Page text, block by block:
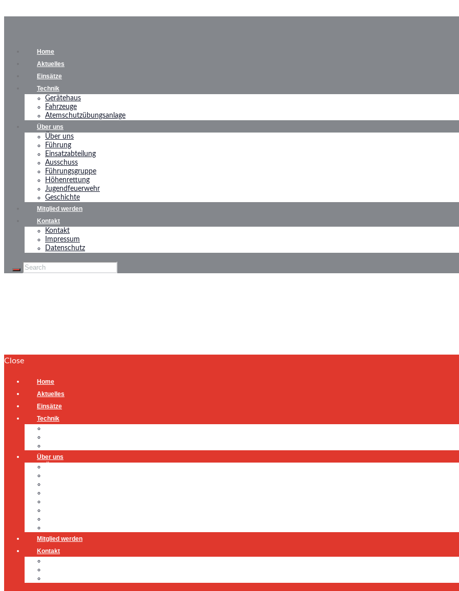
Home
Aktuelles
Einsätze
Technik
Gerätehaus
Fahrzeuge
Atemschutzübungsanlage
Über uns
Über uns
Führung
Einsatzabteilung
Ausschuss
Führungsgruppe
Höhenrettung
Jugendfeuerwehr
Geschichte
Mitglied werden
Kontakt
Kontakt
Impressum
Datenschutz
Close
Home
Aktuelles
Einsätze
Technik
Über uns
Mitglied werden
Kontakt